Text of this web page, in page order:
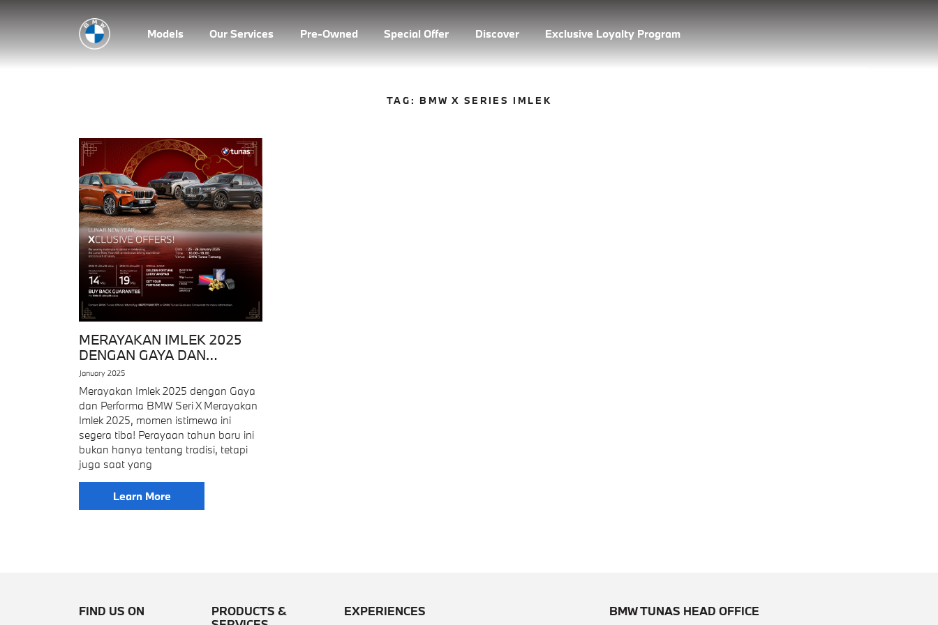
Models Our Services Pre-Owned Special Offer Discover Exclusive Loyalty Program
TAG: BMW X SERIES IMLEK
MERAYAKAN IMLEK 2025
DENGAN GAYA DAN
PERFORMA BMW SERI X
January 2025
Merayakan Imlek 2025 dengan Gaya
dan Performa BMW Seri X Merayakan
Imlek 2025, momen istimewa ini
segera tiba! Perayaan tahun baru ini
bukan hanya tentang tradisi, tetapi
juga saat yang
Learn More
FIND US ON
PRODUCTS &
EXPERIENCES BMW TUNAS HEAD OFFICE